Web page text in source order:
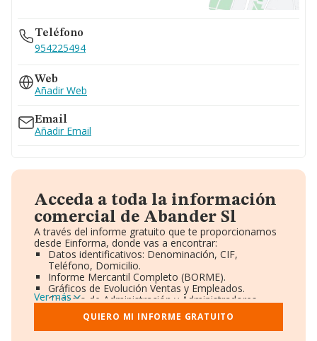
Teléfono
954225494
Web
Añadir Web
Email
Añadir Email
Acceda a toda la información
comercial de Abander Sl
A través del informe gratuito que te proporcionamos
desde Einforma, donde vas a encontrar:
Datos identificativos: Denominación, CIF,
Teléfono, Domicilio.
Informe Mercantil Completo (BORME).
Gráficos de Evolución Ventas y Empleados.
Consejo de Administración y Administradores.
Directivos y Ejecutivos.
Accionistas.
Participaciones y Vinculaciones en otras empresas.
Ver más
QUIERO MI INFORME GRATUITO